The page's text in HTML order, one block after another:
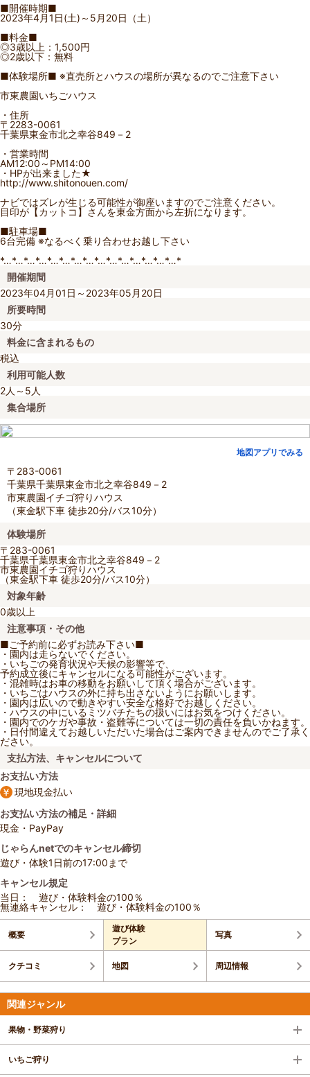
■開催時期■
2023年4月1日(土)～5月20日（土）
■料金■
◎3歳以上：1,500円
◎2歳以下：無料
■体験場所■ ※直売所とハウスの場所が異なるのでご注意下さい
市東農園いちごハウス
・住所
〒2283-0061
千葉県東金市北之幸谷849－2
・営業時間
AM12:00～PM14:00
・HPが出来ました★
http://www.shitonouen.com/
ナビではズレが生じる可能性が御座いますのでご注意ください。
目印が【カットコ】さんを東金方面から左折になります。
■駐車場■
6台完備 ※なるべく乗り合わせお越し下さい
*…*…*…*…*…*…*…*…*…*…*…*…*…*…*…*
開催期間
2023年04月01日～2023年05月20日
所要時間
30分
料金に含まれるもの
税込
利用可能人数
2人～5人
集合場所
地図アプリでみる
〒283-0061
千葉県千葉県東金市北之幸谷849－2
市東農園イチゴ狩りハウス
（東金駅下車 徒歩20分/バス10分）
体験場所
〒283-0061
千葉県千葉県東金市北之幸谷849－2
市東農園イチゴ狩りハウス
（東金駅下車 徒歩20分/バス10分）
対象年齢
0歳以上
注意事項・その他
■ご予約前に必ずお読み下さい■
・園内は走らないでください。
・いちごの発育状況や天候の影響等で、
予約成立後にキャンセルになる可能性がございます。
・混雑時はお車の移動をお願いして頂く場合がございます。
・いちごはハウスの外に持ち出さないようにお願いします。
・園内は広いので動きやすい安全な格好でお越しください。
・ハウスの中にいるミツバチたちの扱いにはお気をつけください。
・園内でのケガや事故・盗難等については一切の責任を負いかねます。
・日付間違えてお越しいただいた場合はご案内できませんのでご了承く
ださい。
支払方法、キャンセルについて
お支払い方法
現地現金払い
お支払い方法の補足・詳細
現金・PayPay
じゃらんnetでのキャンセル締切
遊び・体験1日前の17:00まで
キャンセル規定
当日： 遊び・体験料金の100％
無連絡キャンセル： 遊び・体験料金の100％
概要
遊び体験
プラン
写真
クチコミ 地図 周辺情報
関連ジャンル
果物・野菜狩り
いちご狩り